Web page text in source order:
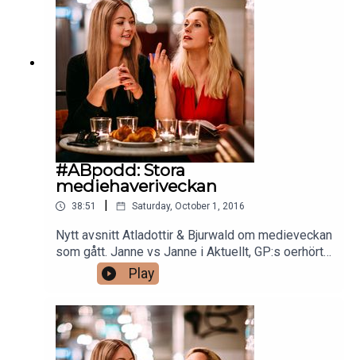
#ABpodd: Stora
mediehaveriveckan
38:51 Saturday, October 1, 2016
Nytt avsnitt Atladottir & Bjurwald om medieveckan
som gått. Janne vs Janne i Aktuellt, GP:s oerhört
tveksamma debattpublicering + lite Justin Bieber.
Play